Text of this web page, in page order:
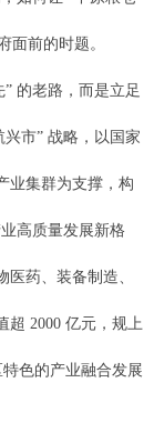
面前的时题。
的老路，而是立足
市” 战略，以国家
业集群为支撑，构
高质量发展新格
药、装备制造、
超 2000 亿元，规上
色的产业融合发展